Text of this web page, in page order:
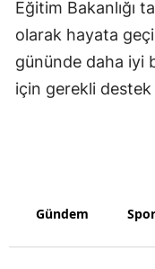
Eğitim Bakanlığı
olarak hayata
gününde daha iyi
için gerekli destek
Gündem Spor